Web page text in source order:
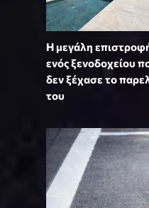
Η μεγάλη
ενός ξενοδοχείου
δεν ξέχασε το
του